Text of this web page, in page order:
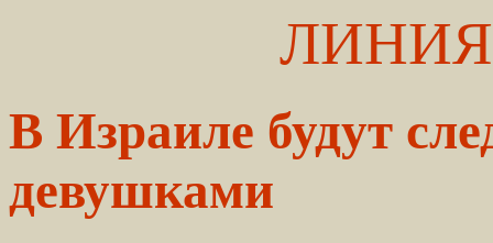
В Израиле будут
девушками